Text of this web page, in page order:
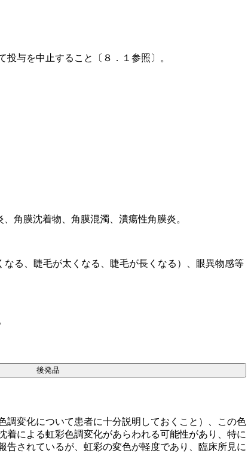
与を中止すること〔８．１参照〕。
角膜沈着物、角膜混濁、潰瘍性角膜炎。
る、睫毛が太くなる、睫毛が長くなる）、眼異物感等
変化について患者に十分説明しておくこと）、この色
による虹彩色調変化があらわれる可能性があり、特に
されているが、虹彩の変色が軽度であり、臨床所見に
後発品